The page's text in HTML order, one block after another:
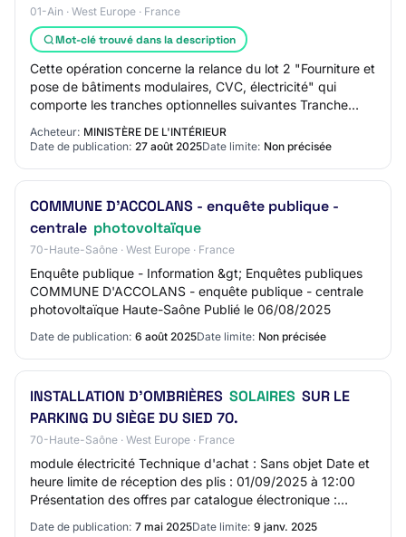
01-Ain · West Europe · France
Mot-clé trouvé dans la description
Cette opération concerne la relance du lot 2 "Fourniture et
pose de bâtiments modulaires, CVC, électricité" qui
comporte les tranches optionnelles suivantes Tranche
optionnelle 1 : Modules solaires p…
Acheteur: MINISTÈRE DE L'INTÉRIEUR
Date de publication: 27 août 2025Date limite: Non précisée
COMMUNE D'ACCOLANS - enquête publique -
centrale photovoltaïque
70-Haute-Saône · West Europe · France
Enquête publique - Information &gt; Enquêtes publiques
COMMUNE D'ACCOLANS - enquête publique - centrale
photovoltaïque Haute-Saône Publié le 06/08/2025
Date de publication: 6 août 2025Date limite: Non précisée
INSTALLATION D'OMBRIÈRES SOLAIRES SUR LE
PARKING DU SIÈGE DU SIED 70.
70-Haute-Saône · West Europe · France
module électricité Technique d'achat : Sans objet Date et
heure limite de réception des plis : 01/09/2025 à 12:00
Présentation des offres par catalogue électronique :
Date de publication: 7 mai 2025Date limite: 9 janv. 2025